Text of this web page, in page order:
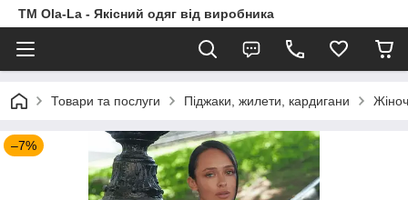
TM Ola-La - Якісний одяг від виробника
Товари та послуги Піджаки, жилети, кардигани
–7%